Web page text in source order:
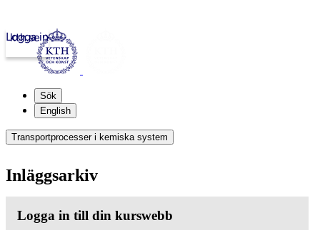
kth.se
Logga in
Sök
English
Transportprocesser i kemiska system
Inläggsarkiv
Logga in till din kurswebb